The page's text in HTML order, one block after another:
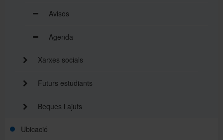
Avisos
Agenda
Xarxes socials
Futurs estudiants
Beques i ajuts
Ubicació